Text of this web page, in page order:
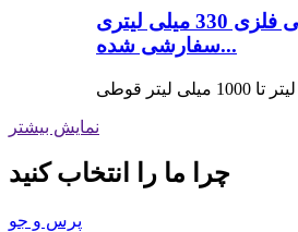
چاپ رنگی قوطی فلزی 330 میلی لیتری
سفارشی شده...
نمایش بیشتر
چرا ما را انتخاب کنید
پرس و جو